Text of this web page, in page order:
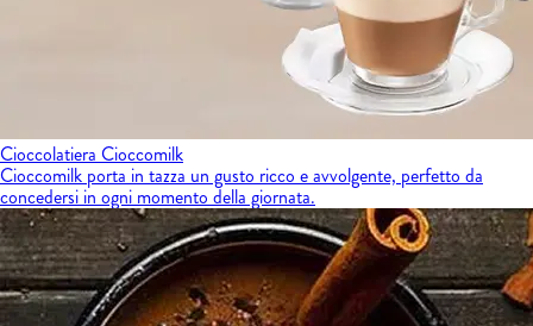
Cioccolatiera Cioccomilk
Cioccomilk porta in tazza un gusto ricco e avvolgente, perfetto da
concedersi in ogni momento della giornata.